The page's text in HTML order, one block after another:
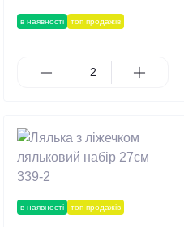
в наявності топ продажів
в наявності топ продажів